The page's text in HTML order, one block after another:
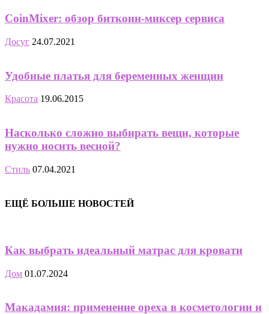
CoinMixer: обзор биткоин-миксер сервиса
Досуг 24.07.2021
Удобные платья для беременных женщин
Красота 19.06.2015
Насколько сложно выбирать вещи, которые
нужно носить весной?
Стиль 07.04.2021
ЕЩЁ БОЛЬШЕ НОВОСТЕЙ
Как выбрать идеальный матрас для кровати
Дом 01.07.2024
Макадамия: применение ореха в косметологии и